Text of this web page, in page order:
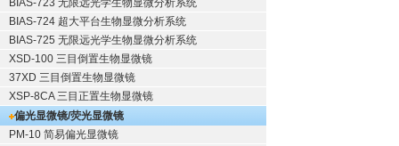
BIAS-723 无限远光学生物显微分析系统
BIAS-724 超大平台生物显微分析系统
BIAS-725 无限远光学生物显微分析系统
XSD-100 三目倒置生物显微镜
37XD 三目倒置生物显微镜
XSP-8CA 三目正置生物显微镜
偏光显微镜/荧光显微镜
PM-10 简易偏光显微镜